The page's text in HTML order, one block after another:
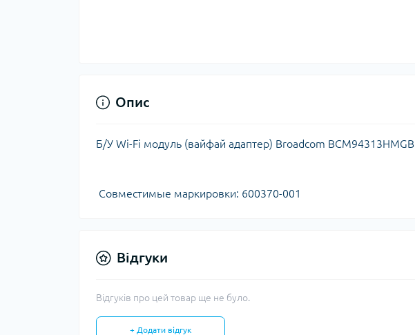
Опис
Б/У Wi-Fi модуль (вайфай адаптер) Broadcom BCM94313HMGB
Совместимые маркировки: 600370-001
Відгуки
Відгуків про цей товар ще не було.
+ Додати відгук